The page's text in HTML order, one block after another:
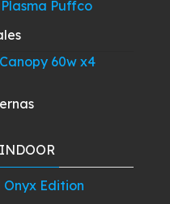
Puffco
60w x4
Edition